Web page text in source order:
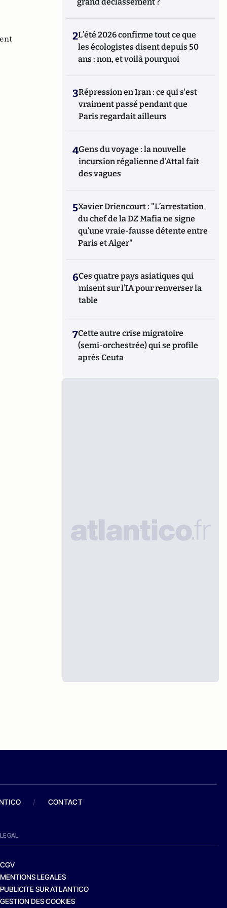
2L’été 2026 confirme tout ce que
les écologistes disent depuis 50
ans : non, et voilà pourquoi
3Répression en Iran : ce qui s'est
vraiment passé pendant que
Paris regardait ailleurs
4Gens du voyage : la nouvelle
incursion régalienne d'Attal fait
des vagues
5Xavier Driencourt : "L’arrestation
du chef de la DZ Mafia ne signe
qu’une vraie-fausse détente entre
Paris et Alger"
6Ces quatre pays asiatiques qui
misent sur l’IA pour renverser la
table
7Cette autre crise migratoire
(semi-orchestrée) qui se profile
après Ceuta
/ CONTACT
LEGAL
CGV
MENTIONS LEGALES
PUBLICITE SUR ATLANTICO
GESTION DES COOKIES